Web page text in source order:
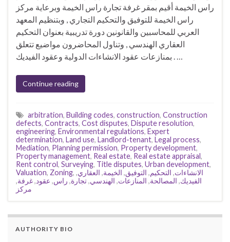
راس الخيمة أقيم بمقر غرفة تجارة راس الخيمة وبرعاية مركز
راس الخيمة للتوفيق والتحكيم التجاري , وبتنظيم المعهد
العربي للمحاسبين والقانونين دورة تدريبية بعنوان التحكيم
العقاري الهندسي , وتناول المحاضرون مواضيع تتعلق
بمنازعات عقود الانشاءات الدولية وعقود الفيديك . …
Continue reading
arbitration, Building codes, construction, Construction
defects, Contracts, Cost disputes, Dispute resolution,
engineering, Environmental regulations, Expert
determination, Land use, Landlord-tenant, Legal process,
Mediation, Planning permission, Property development,
Property management, Real estate, Real estate appraisal,
Rent control, Surveying, Title disputes, Urban development,
Valuation, Zoning, الانشاءات, التحكيم, التوفيق, الخيمة, العقاري,
الفيديك, المصالحة, المنازعات, الهندسي,تجارة, راس, عقود,غرفة,
مركز
AUTHORITY BIO